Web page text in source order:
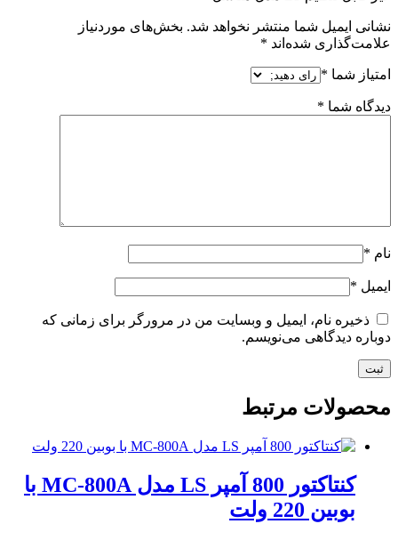
نشانی ایمیل شما منتشر نخواهد شد. بخش‌های موردنیاز
علامت‌گذاری شده‌اند *
امتیاز شما *
دیدگاه شما *
نام *
ایمیل *
ذخیره نام، ایمیل و وبسایت من در مرورگر برای زمانی که
دوباره دیدگاهی می‌نویسم.
محصولات مرتبط
کنتاکتور 800 آمپر LS مدل MC-800A با
بوبین 220 ولت